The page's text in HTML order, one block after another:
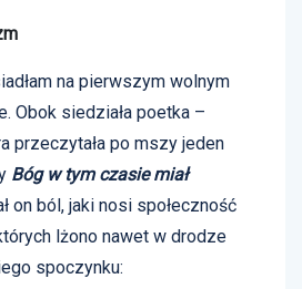
na pierwszym wolnym
Obok siedziała poetka –
przeczytała po mszy jeden
Bóg w tym czasie miał
on ból, jaki nosi społeczność
lżono nawet w drodze
spoczynku: